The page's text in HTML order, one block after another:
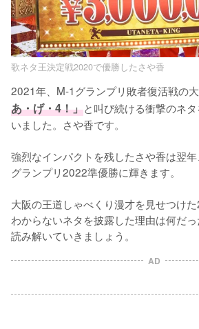
歌ネタ王決定戦2020で優勝したさや香
2021年、M-1グランプリ敗者復活戦の
あ・げ・4！」と叫び続ける衝撃のネ
いました。さや香です。
強烈なインパクトを残したさや香は翌
グランプリ2022準優勝に輝きます。
大阪の王道しゃべくり漫才を見せつけ
わからないネタを披露した理由は何だ
読み解いていきましょう。
AD